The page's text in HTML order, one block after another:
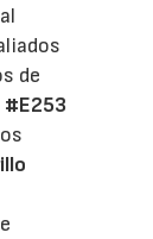
de
#E253